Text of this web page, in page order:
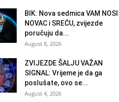
BIK: Nova sedmica VAM NOSI
NOVAC i SREĆU, zvijezde
poručuju da...
August 8, 2026
ZVIJEZDE ŠALJU VAŽAN
SIGNAL: Vrijeme je da ga
poslušate, ovo se...
August 4, 2026